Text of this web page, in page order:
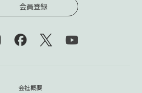
会員登録
会社概要